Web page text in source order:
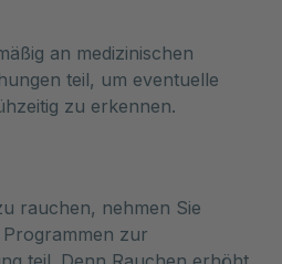
an medizinischen
teil, um eventuelle
zu erkennen.
rauchen, nehmen Sie
zur